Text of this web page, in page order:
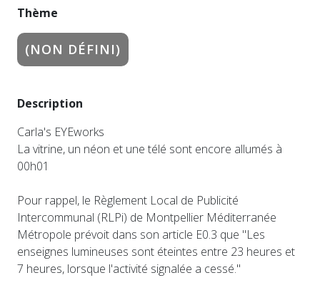
Thème
(NON DÉFINI)
Description
Carla's EYEworks
La vitrine, un néon et une télé sont encore allumés à
00h01
Pour rappel, le Règlement Local de Publicité
Intercommunal (RLPi) de Montpellier Méditerranée
Métropole prévoit dans son article E0.3 que "Les
enseignes lumineuses sont éteintes entre 23 heures et
7 heures, lorsque l'activité signalée a cessé."